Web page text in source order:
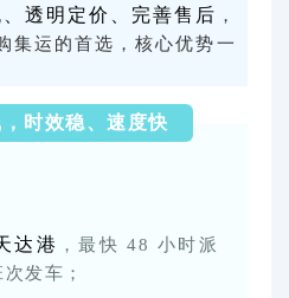
透明定价、完善售后 ，
集运的首选，核心优势一
时效稳、速度快
达港 ，最快 48 小时派
发车；